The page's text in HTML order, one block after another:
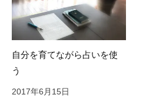
自分を育てながら占いを使
う
2017年6月15日